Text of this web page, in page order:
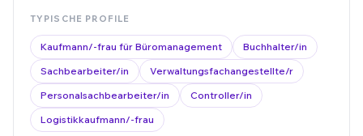
TYPISCHE PROFILE
Kaufmann/-frau für Büromanagement
Buchhalter/in
Sachbearbeiter/in
Verwaltungsfachangestellte/r
Personalsachbearbeiter/in
Controller/in
Logistikkaufmann/-frau